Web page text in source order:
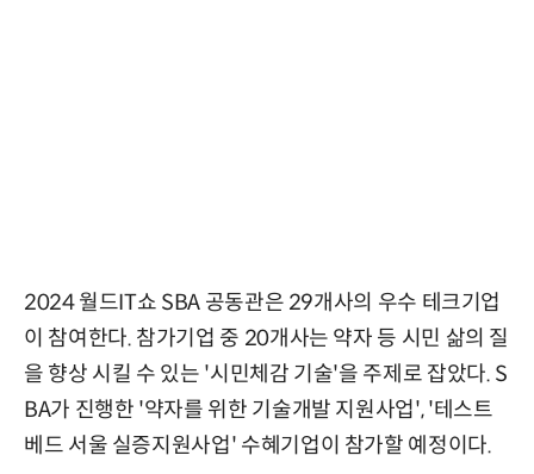
2024 월드IT쇼 SBA 공동관은 29개사의 우수 테크기업
이 참여한다. 참가기업 중 20개사는 약자 등 시민 삶의 질
을 향상 시킬 수 있는 '시민체감 기술'을 주제로 잡았다. S
BA가 진행한 '약자를 위한 기술개발 지원사업', '테스트
베드 서울 실증지원사업' 수혜기업이 참가할 예정이다.